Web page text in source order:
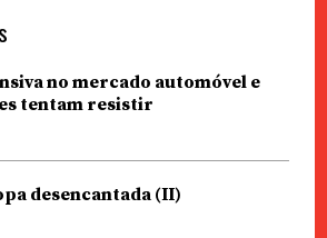
no mercado automóvel e
tentam resistir
desencantada (II)